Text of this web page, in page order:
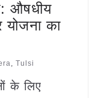
औषधीय
योजना का
, Tulsi
के लिए